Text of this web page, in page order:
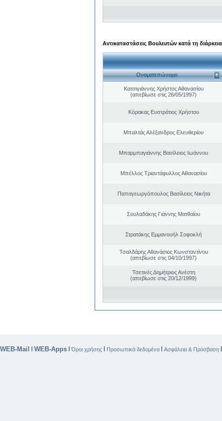
Αντικαταστάσεις Βουλευτών κατά τη
Ονοματεπώνυμο
Κατσιγιάννης Χρήστος Αθανασίου
(απεβίωσε στις 26/05/1997)
Κόρακας Ευστράτιος Χρήστου
Μπαλτάς Αλέξανδρος Ελευθερίου
Μπαρμπαγιάννης Βασίλειος Ιωάννου
Μπέλλος Τριαντάφυλλος Αθανασίου
Παπαγεωργόπουλος Βασίλειος Νικήτα
Σουλαδάκης Γιάννης Ματθαίου
Στρατάκης Εμμανουήλ Σοφοκλή
Τσαλδάρης Αθανάσιος Κωνσταντίνου
(απεβίωσε στις 04/10/1997)
Τσετινές Δημήτριος Ανέστη
(απεβίωσε στις 20/12/1999)
WEB-Mail | WEB-Apps |Όροι χρήσης | Προσωπικά δεδομένα | Ασφάλεια & Πρόσβαση